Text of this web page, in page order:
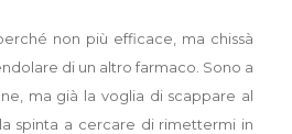
non più efficace, ma chissà
di un altro farmaco. Sono a
ma già la voglia di scappare al
spinta a cercare di rimettermi in